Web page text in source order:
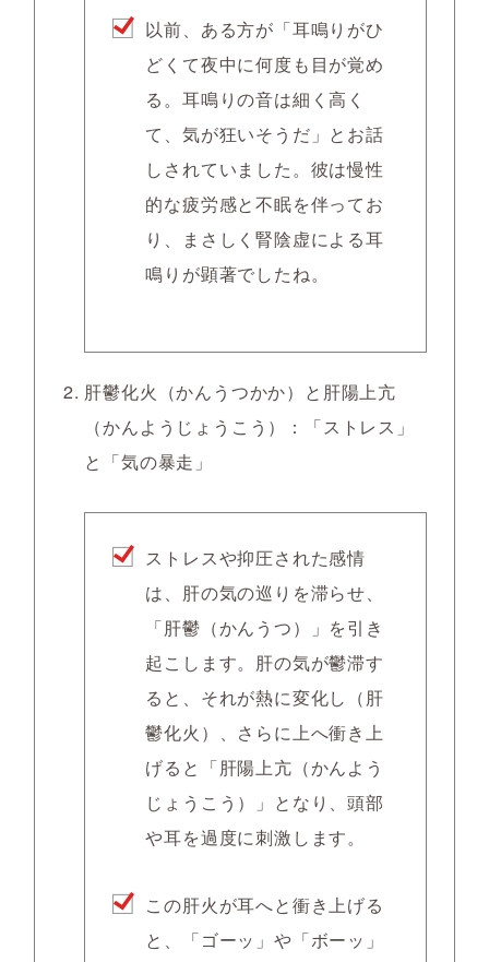
以前、ある方が「耳鳴りがひ
どくて夜中に何度も目が覚め
る。耳鳴りの音は細く高く
て、気が狂いそうだ」とお話
しされていました。彼は慢性
的な疲労感と不眠を伴ってお
り、まさしく腎陰虚による耳
鳴りが顕著でしたね。
肝鬱化火（かんうつかか）と肝陽上亢
（かんようじょうこう）
：「ストレス」
と「気の暴走」
ストレスや抑圧された感情
は、肝の気の巡りを滞らせ、
「肝鬱（かんうつ）」 を引き
起こします。肝の気が鬱滞す
ると、それが熱に変化し（肝
鬱化火）、さらに上へ衝き上
げると 「肝陽上亢（かんよう
じょうこう）」となり、頭部
や耳を過度に刺激します。
この肝火が耳へと衝き上げる
と、
「ゴーッ」や「ボーッ」